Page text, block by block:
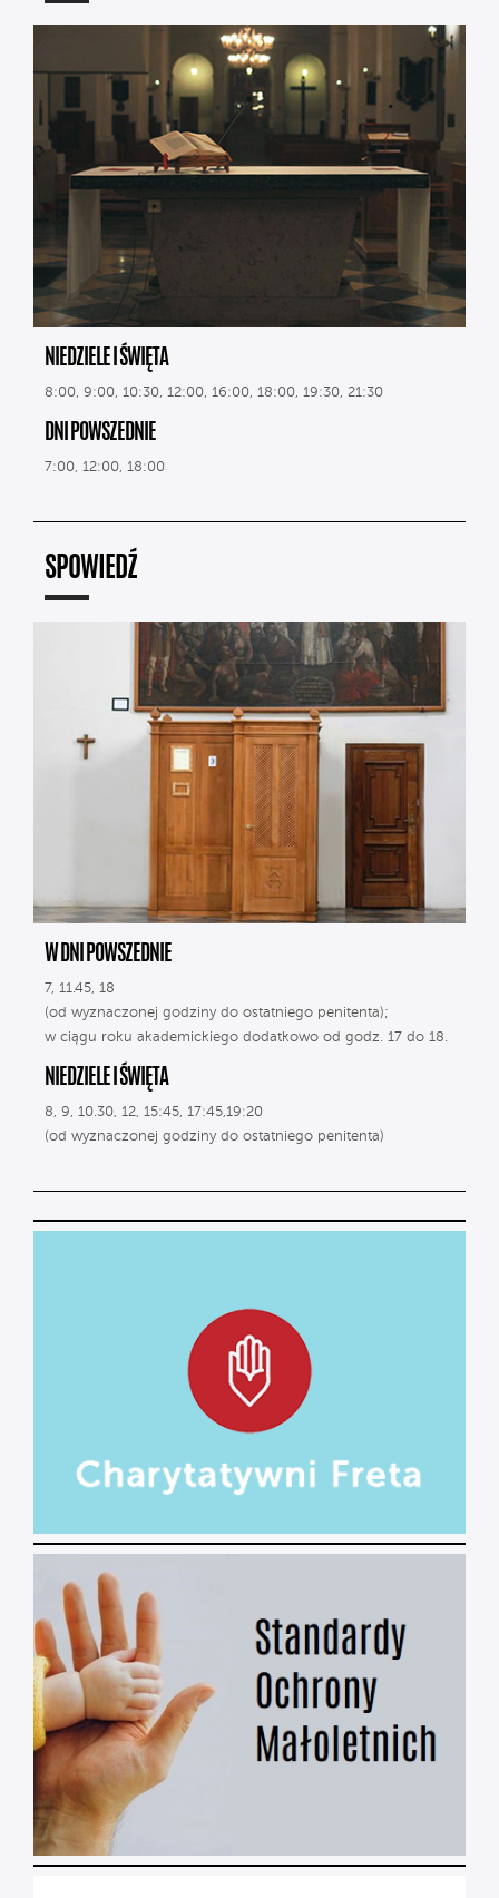
NIEDZIELE I ŚWIĘTA
8:00, 9:00, 10:30, 12:00, 16:00, 18:00, 19:30, 21:30
DNI POWSZEDNIE
7:00, 12:00, 18:00
SPOWIEDŹ
W DNI POWSZEDNIE
7, 11.45, 18
(od wyznaczonej godziny do ostatniego penitenta);
w ciągu roku akademickiego dodatkowo od godz. 17 do 18.
NIEDZIELE I ŚWIĘTA
8, 9, 10.30, 12, 15:45, 17:45,19:20
(od wyznaczonej godziny do ostatniego penitenta)